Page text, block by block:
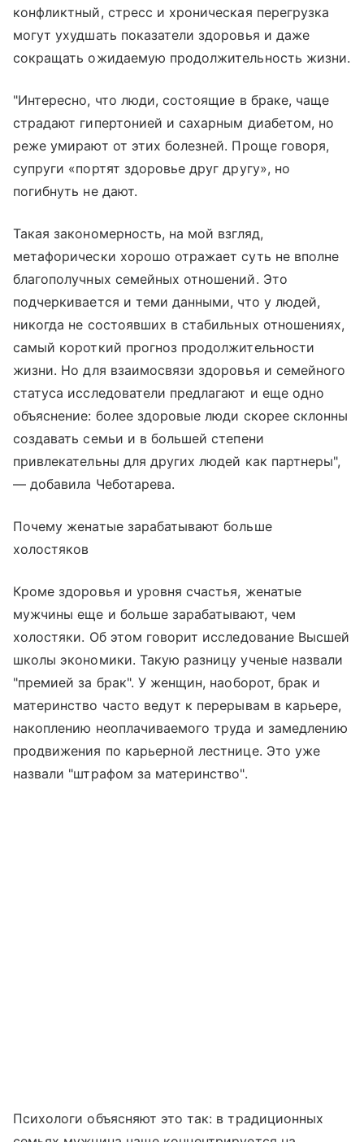
конфликтный, стресс и хроническая перегрузка
могут ухудшать показатели здоровья и даже
сокращать ожидаемую продолжительность жизни.
"Интересно, что люди, состоящие в браке, чаще
страдают гипертонией и сахарным диабетом, но
реже умирают от этих болезней. Проще говоря,
супруги «портят здоровье друг другу», но
погибнуть не дают.
Такая закономерность, на мой взгляд,
метафорически хорошо отражает суть не вполне
благополучных семейных отношений. Это
подчеркивается и теми данными, что у людей,
никогда не состоявших в стабильных отношениях,
самый короткий прогноз продолжительности
жизни. Но для взаимосвязи здоровья и семейного
статуса исследователи предлагают и еще одно
объяснение: более здоровые люди скорее склонны
создавать семьи и в большей степени
привлекательны для других людей как партнеры",
— добавила Чеботарева.
Почему женатые зарабатывают больше
холостяков
Кроме здоровья и уровня счастья, женатые
мужчины еще и больше зарабатывают, чем
холостяки. Об этом говорит исследование Высшей
школы экономики. Такую разницу ученые назвали
"премией за брак". У женщин, наоборот, брак и
материнство часто ведут к перерывам в карьере,
накоплению неоплачиваемого труда и замедлению
продвижения по карьерной лестнице. Это уже
назвали "штрафом за материнство".
Психологи объясняют это так: в традиционных